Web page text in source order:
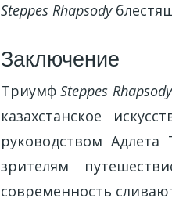
Steppes Rhapsody
Заключение
ТриумфSteppes Rhapsody
казахстанское
руководством
зрителям
современность